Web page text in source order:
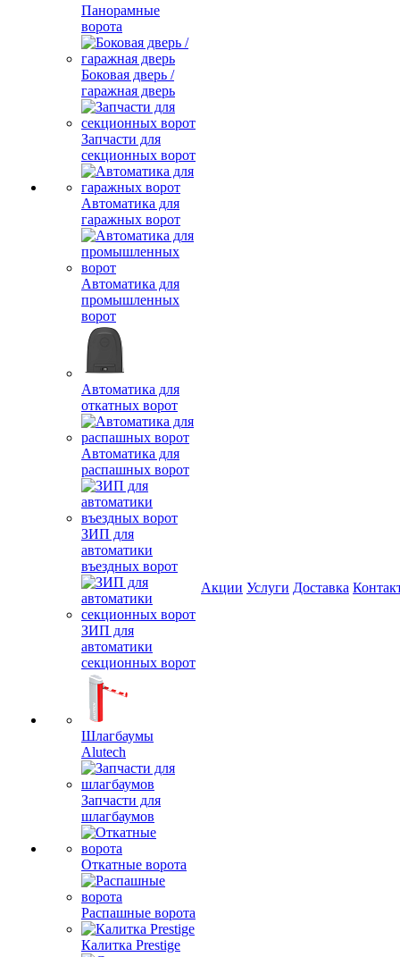
Панорамные
ворота
Боковая дверь /
гаражная дверь
Запчасти для
секционных ворот
Автоматика для
гаражных ворот
Автоматика для
промышленных
ворот
Автоматика для
откатных ворот
Автоматика для
распашных ворот
ЗИП для
автоматики
въездных ворот
ЗИП для
автоматики
секционных ворот
Шлагбаумы
Alutech
Запчасти для
шлагбаумов
Откатные ворота
Распашные ворота
Калитка Prestige
Акции Услуги Доставка